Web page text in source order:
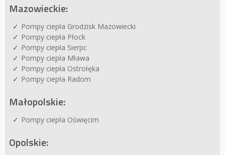
Mazowieckie:
Pompy ciepła Grodzisk Mazowiecki
Pompy ciepła Płock
Pompy ciepła Sierpc
Pompy ciepła Mława
Pompy ciepła Ostrołęka
Pompy ciepła Radom
Małopolskie:
Pompy ciepła Oświęcim
Opolskie: